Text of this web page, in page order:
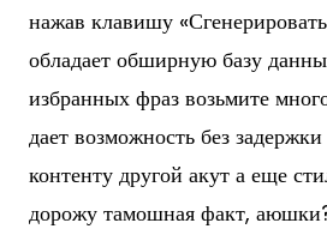
нажав клавишу
обладает обширную базу
избранных фраз возьмите
дает возможность без
контенту другой акут а еще
дорожу тамошная факт,